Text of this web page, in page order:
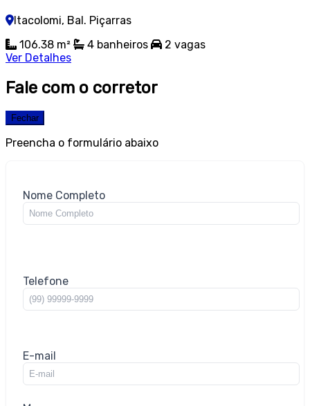
Itacolomi, Bal. Piçarras
106.38 m²
4 banheiros
2 vagas
Ver Detalhes
Fale com o corretor
Fechar
Preencha o formulário abaixo
Nome Completo
Telefone
E-mail